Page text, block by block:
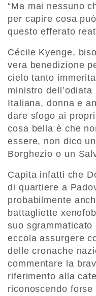
“Ma mai nessuno
per capire cosa
questo efferato
Cécile Kyenge,
vera benedizione
cielo tanto
ministro
Italiana, donna e
dare sfogo ai
cosa bella è che
essere, non dico
Borghezio o un
Capita infatti che
di quartiere a
probabilmente
battagliette
suo sgrammaticato
eccola assurgere
delle cronache
commentare la
riferimento alla
riconoscendo